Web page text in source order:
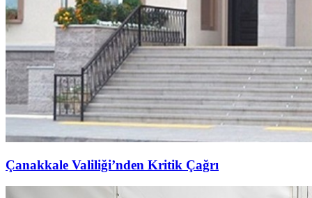
Çanakkale Valiliği’nden Kritik Çağrı